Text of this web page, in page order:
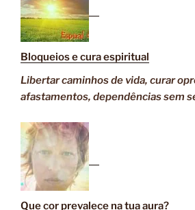
Bloqueios e cura espiritual
Libertar caminhos de vida, curar
afastamentos, dependências sem
Que cor prevalece na tua aura?